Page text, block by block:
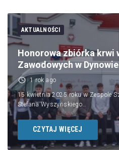
AKTUALNOŚCI
Honorowa zbiórka krwi
Zawodowych w
1 rok ago
15 kwietnia 2025 roku w Zespole
Stefana Wyszyńskiego…
CZYTAJ WIĘCEJ